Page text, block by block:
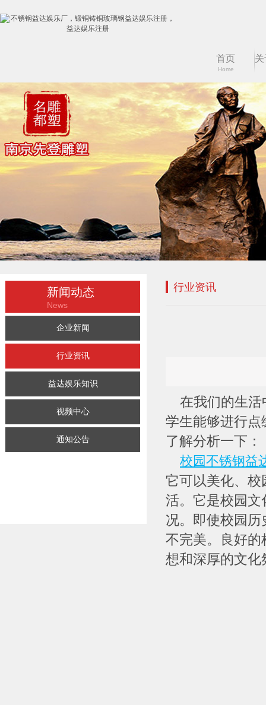
首页
Home
新闻动态
News
企业新闻
行业资讯
益达娱乐知识
视频中心
通知公告
行业资讯
在我们的生活
学生能够进行
了解分析一下：
校园不锈钢益
它可以美化、
活。它是校园
况。即使校园
不完美。良好
想和深厚的文化